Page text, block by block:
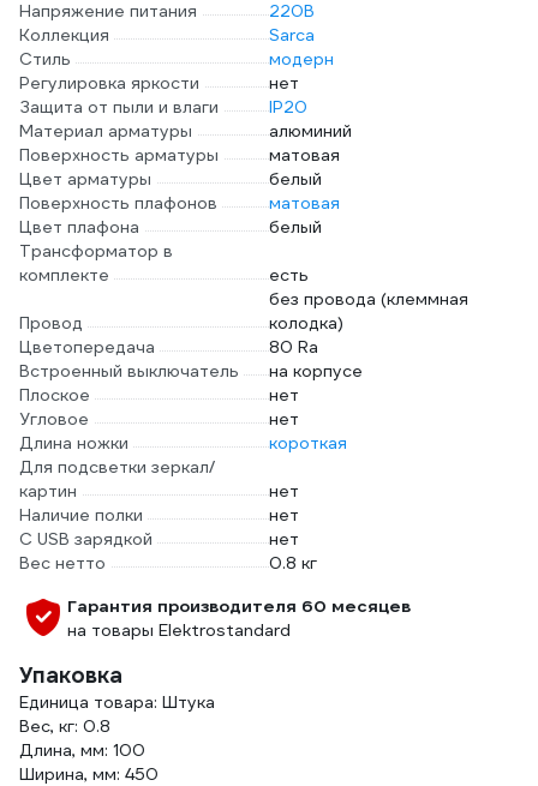
Напряжение питания
220В
Коллекция
Sarca
Стиль
модерн
Регулировка яркости
нет
Защита от пыли и влаги
IP20
Материал арматуры
алюминий
Поверхность арматуры
матовая
Цвет арматуры
белый
Поверхность плафонов
матовая
Цвет плафона
белый
Трансформатор в
комплекте
есть
Провод
без провода (клеммная
колодка)
Цветопередача
80 Ra
Встроенный выключатель
на корпусе
Плоское
нет
Угловое
нет
Длина ножки
короткая
Для подсветки зеркал/
картин
нет
Наличие полки
нет
С USB зарядкой
нет
Вес нетто
0.8 кг
Гарантия производителя 60 месяцев
на товары Elektrostandard
Упаковка
Единица товара: Штука
Вес, кг: 0.8
Длина, мм: 100
Ширина, мм: 450